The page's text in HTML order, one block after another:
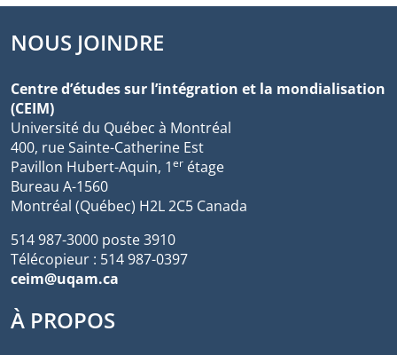
NOUS JOINDRE
Centre d’études sur l’intégration et la mondialisation
(CEIM)
Université du Québec à Montréal
400, rue Sainte-Catherine Est
Pavillon Hubert-Aquin, 1er étage
Bureau A-1560
Montréal (Québec) H2L 2C5 Canada
514 987-3000 poste 3910
Télécopieur : 514 987-0397
ceim@uqam.ca
À PROPOS